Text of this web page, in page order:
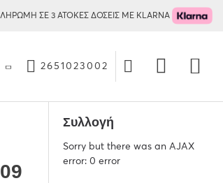
ΣΕ 3 ΑΤΟΚΕΣ ΔΟΣΕΙΣ ΜΕ KLARNA
2651023002
Συλλογή
Sorry but there was an AJAX
error: 0 error